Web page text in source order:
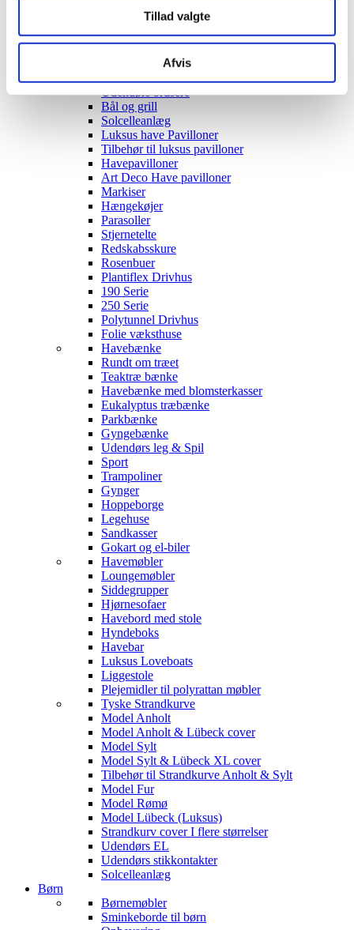
Tillad valgte
Afvis
Hvidt glas afløb
Affaldssortering
Udendørs indretning
Udendørs brusere
Bål og grill
Solcelleanlæg
Luksus have Pavilloner
Tilbehør til luksus pavilloner
Havepavilloner
Art Deco Have pavilloner
Markiser
Hængekøjer
Parasoller
Stjernetelte
Redskabsskure
Rosenbuer
Plantiflex Drivhus
190 Serie
250 Serie
Polytunnel Drivhus
Folie væksthuse
Havebænke
Rundt om træet
Teaktræ bænke
Havebænke med blomsterkasser
Eukalyptus træbænke
Parkbænke
Gyngebænke
Udendørs leg & Spil
Sport
Trampoliner
Gynger
Hoppeborge
Legehuse
Sandkasser
Gokart og el-biler
Havemøbler
Loungemøbler
Siddegrupper
Hjørnesofaer
Havebord med stole
Hyndeboks
Havebar
Luksus Loveboats
Liggestole
Plejemidler til polyrattan møbler
Tyske Strandkurve
Model Anholt
Model Anholt & Lübeck cover
Model Sylt
Model Sylt & Lübeck XL cover
Tilbehør til Strandkurve Anholt & Sylt
Model Fur
Model Rømø
Model Lübeck (Luksus)
Strandkurv cover I flere størrelser
Udendørs EL
Udendørs stikkontakter
Solcelleanlæg
Børn
Børnemøbler
Sminkeborde til børn